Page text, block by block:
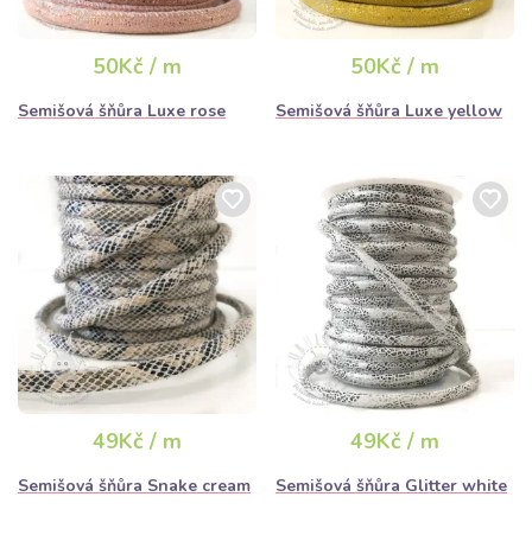
50Kč / m
Semišová šňůra Luxe rose
50Kč / m
Semišová šňůra Luxe yellow
49Kč / m
Semišová šňůra Snake cream
49Kč / m
Semišová šňůra Glitter white